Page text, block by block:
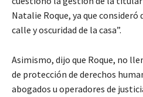
Natalie Roque, ya que consideró
calle y oscuridad de la casa”.
Asimismo, dijo que Roque, no
de protección de derechos
abogados u operadores de